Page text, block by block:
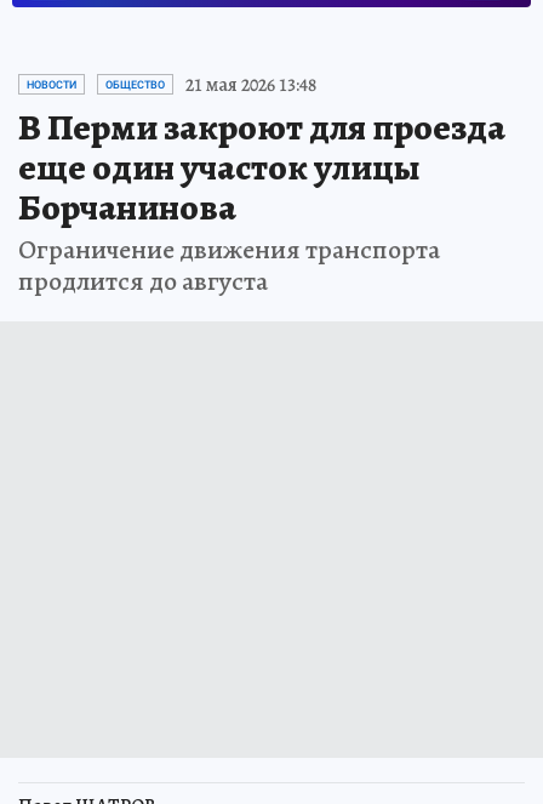
НОВОСТИ ОБЩЕСТВО 21 мая 2026 13:48
В Перми закроют для проезда
еще один участок улицы
Борчанинова
Ограничение движения транспорта
продлится до августа